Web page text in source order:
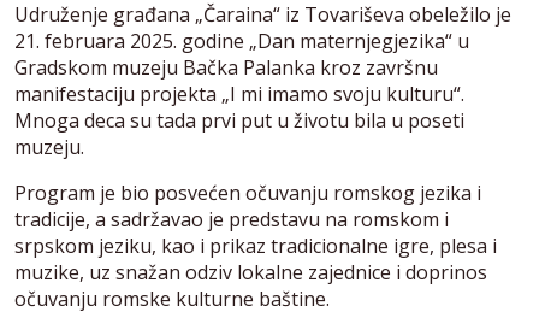
Udruženje građana „Čaraina“ iz Tovariševa obeležilo je
21. februara 2025. godine „Dan maternjegjezika“ u
Gradskom muzeju Bačka Palanka kroz završnu
manifestaciju projekta „I mi imamo svoju kulturu“.
Mnoga deca su tada prvi put u životu bila u poseti
muzeju.
Program je bio posvećen očuvanju romskog jezika i
tradicije, a sadržavao je predstavu na romskom i
srpskom jeziku, kao i prikaz tradicionalne igre, plesa i
muzike, uz snažan odziv lokalne zajednice i doprinos
očuvanju romske kulturne baštine.